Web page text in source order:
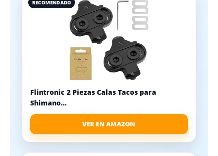
RECOMENDADO
Flintronic 2 Piezas Calas Tacos para
Shimano...
VER EN AMAZON